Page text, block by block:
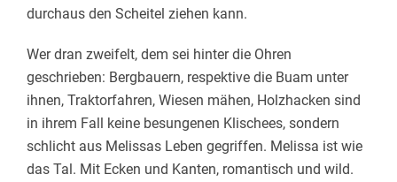
durchaus den Scheitel ziehen kann.
Wer dran zweifelt, dem sei hinter die Ohren
geschrieben: Bergbauern, respektive die Buam unter
ihnen, Traktorfahren, Wiesen mähen, Holzhacken sind
in ihrem Fall keine besungenen Klischees, sondern
schlicht aus Melissas Leben gegriffen. Melissa ist wie
das Tal. Mit Ecken und Kanten, romantisch und wild.